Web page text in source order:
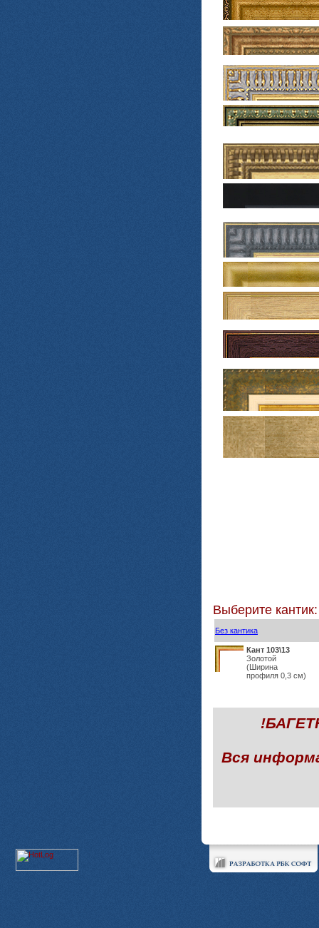
Выберите кантик:
Без кантика
Кант 103\13
Золотой
(Ширина
профиля 0,3 см)
Вся